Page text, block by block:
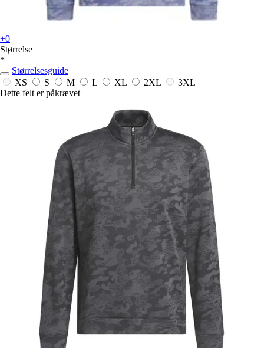
+0
Størrelse
*
Størrelsesguide
XS
S M L XL 2XL
3XL
Dette felt er påkrævet